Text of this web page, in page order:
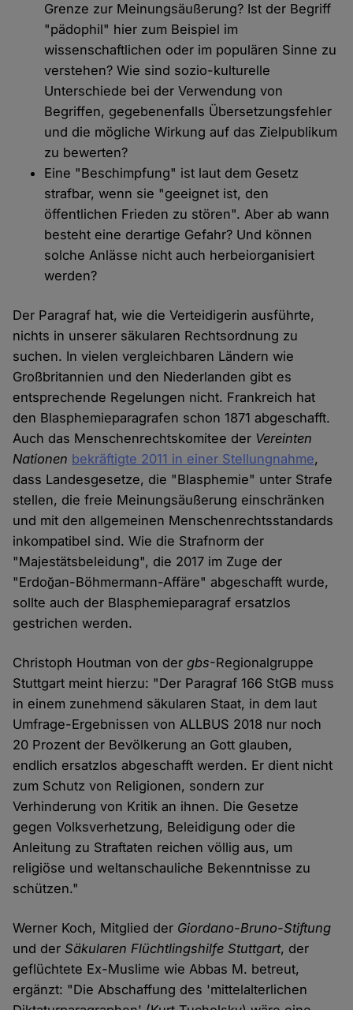
Grenze zur Meinungsäußerung? Ist der Begriff
"pädophil" hier zum Beispiel im
wissenschaftlichen oder im populären Sinne zu
verstehen? Wie sind sozio-kulturelle
Unterschiede bei der Verwendung von
Begriffen, gegebenenfalls Übersetzungsfehler
und die mögliche Wirkung auf das Zielpublikum
zu bewerten?
Eine "Beschimpfung" ist laut dem Gesetz
strafbar, wenn sie "geeignet ist, den
öffentlichen Frieden zu stören". Aber ab wann
besteht eine derartige Gefahr? Und können
solche Anlässe nicht auch herbeiorganisiert
werden?
Der Paragraf hat, wie die Verteidigerin ausführte,
nichts in unserer säkularen Rechtsordnung zu
suchen. In vielen vergleichbaren Ländern wie
Großbritannien und den Niederlanden gibt es
entsprechende Regelungen nicht. Frankreich hat
den Blasphemieparagrafen schon 1871 abgeschafft.
Auch das Menschenrechtskomitee der Vereinten
Nationen bekräftigte 2011 in einer Stellungnahme,
dass Landesgesetze, die "Blasphemie" unter Strafe
stellen, die freie Meinungsäußerung einschränken
und mit den allgemeinen Menschenrechtsstandards
inkompatibel sind. Wie die Strafnorm der
"Majestätsbeleidung", die 2017 im Zuge der
"Erdoğan-Böhmermann-Affäre" abgeschafft wurde,
sollte auch der Blasphemieparagraf ersatzlos
gestrichen werden.
Christoph Houtman von dergbs-Regionalgruppe
Stuttgart meint hierzu: "Der Paragraf 166 StGB muss
in einem zunehmend säkularen Staat, in dem laut
Umfrage-Ergebnissen von ALLBUS 2018 nur noch
20 Prozent der Bevölkerung an Gott glauben,
endlich ersatzlos abgeschafft werden. Er dient nicht
zum Schutz von Religionen, sondern zur
Verhinderung von Kritik an ihnen. Die Gesetze
gegen Volksverhetzung, Beleidigung oder die
Anleitung zu Straftaten reichen völlig aus, um
religiöse und weltanschauliche Bekenntnisse zu
schützen."
Werner Koch, Mitglied der Giordano-Bruno-Stiftung
und derSäkularen Flüchtlingshilfe Stuttgart, der
geflüchtete Ex-Muslime wie Abbas M. betreut,
ergänzt: "Die Abschaffung des 'mittelalterlichen